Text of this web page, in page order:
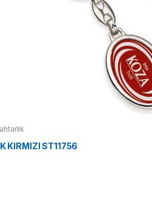
KIRMIZI ST11756